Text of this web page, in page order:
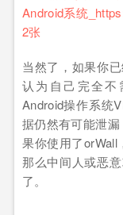
当然了，如果你
认为自己完全不
Android操作系统
据仍然有可能泄
果你使用了orWall
那么中间人或恶
了。